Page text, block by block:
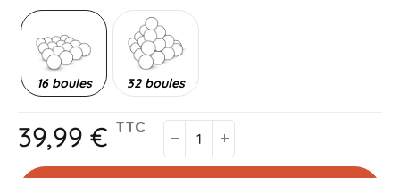
16 boules 32 boules
39,99 € TTC